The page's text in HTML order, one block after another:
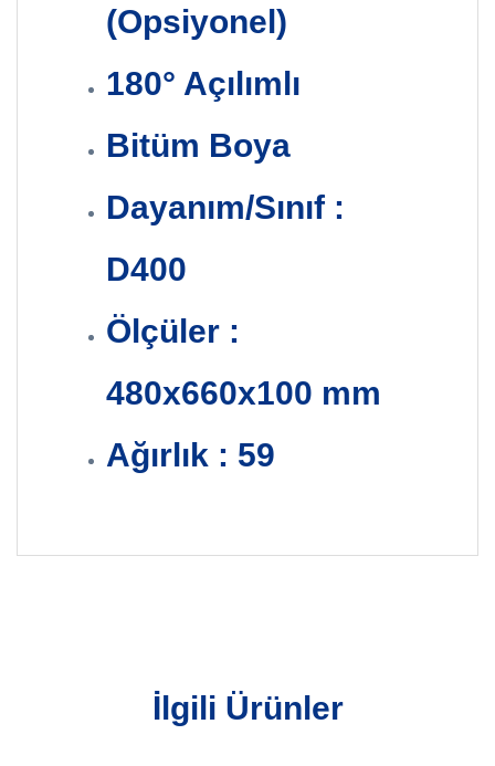
(Opsiyonel)
180° Açılımlı
Bitüm Boya
Dayanım/Sınıf :
D400
Ölçüler :
480x660x100 mm
Ağırlık : 59
İlgili Ürünler